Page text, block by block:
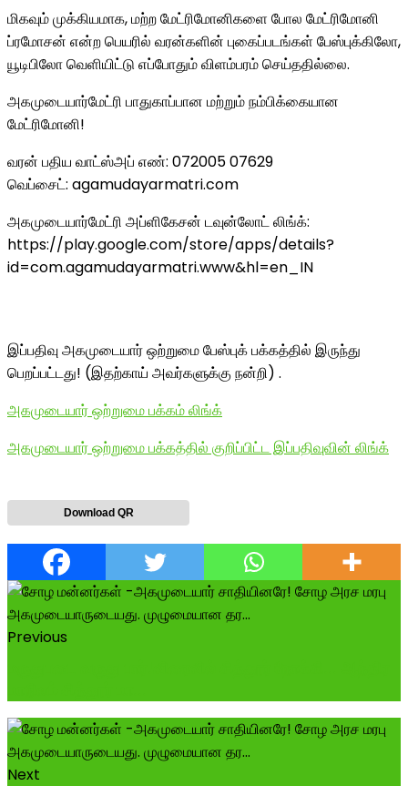
மிகவும் முக்கியமாக, மற்ற மேட்ரிமோனிகளை போல மேட்ரிமோனி
ப்ரமோசன் என்ற பெயரில் வரன்களின் புகைப்படங்கள் பேஸ்புக்கிலோ,
யூடிபிலோ வெளியிட்டு எப்போதும் விளம்பரம் செய்ததில்லை.
அகமுடையார்மேட்ரி பாதுகாப்பான மற்றும் நம்பிக்கையான
மேட்ரிமோனி!
வரன் பதிய வாட்ஸ்அப் எண்: 072005 07629
வெப்சைட்: agamudayarmatri.com
அகமுடையார்மேட்ரி அப்ளிகேசன் டவுன்லோட் லிங்க்:
https://play.google.com/store/apps/details?
id=com.agamudayarmatri.www&hl=en_IN
இப்பதிவு அகமுடையார் ஒற்றுமை பேஸ்புக் பக்கத்தில் இருந்து
பெறப்பட்டது! (இதற்காய் அவர்களுக்கு நன்றி) .
அகமுடையார் ஒற்றுமை பக்கம் லிங்க்
அகமுடையார் ஒற்றுமை பக்கத்தில் குறிப்பிட்ட இப்பதிவுவின் லிங்க்
Download QR
Previous
Next